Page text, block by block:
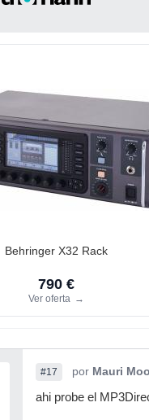
Behringer X32 Rack
790 €
Ver oferta →
#17 por Mauri
ahi probe el